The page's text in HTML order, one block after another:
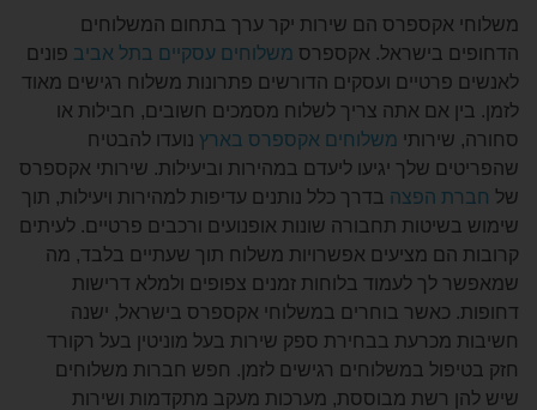
הם שירות יקר ערך בתחום המשלוחים
בישראל.אקספרסמשלוחים עסקיים בתל אביבפונים
ועסקים הדורשים פתרונות משלוח רגישים מאוד
אם אתה צריך לשלוח מסמכים חשובים, חבילות או
משלוחים אקספרס בארץנועדו להבטיח
שלך יגיעו ליעדם במהירות וביעילות. שירותי אקספרס
הפצהבדרך כלל נותנים עדיפות למהירות ויעילות, תוך
תחבורה שונות אופנועים ורכבים פרטיים. לעיתים
מציעים אפשרויות משלוח תוך שעתיים בלבד, מה
לעמוד בלוחות זמנים צפופים ולמלא דרישות
בוחרים במשלוחי אקספרס בישראל, ישנה
בבחירת ספק שירות בעל מוניטין בעל רקורד
במשלוחים רגישים לזמן. חפש חברות משלוחים
מבוססת, מערכות מעקב מתקדמות ושירות